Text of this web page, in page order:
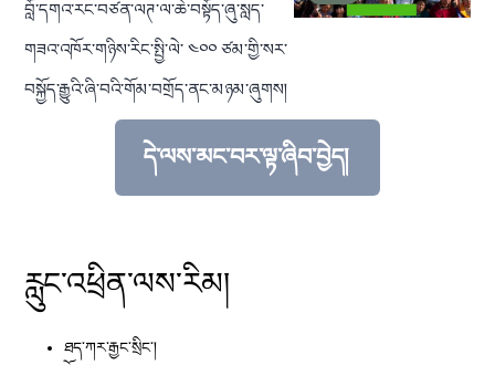
བློ་དགའ་རང་བཙན་ལཊ་ལ་ཆེ་བསྟོད་ཞུ་སླད་
གཟའ་འཁོར་གཉིས་རིང་སྤྱི་ལེ་ ༤༠༠ ཙམ་གྱི་སར་
བསྐྱོད་རྒྱུའི་ཞི་བའི་གོམ་བགྲོད་ནང་མཉམ་ཞུགས།
དེ་ལས་མང་བར་ལྟ་ཞིབ་བྱེད།
རླུང་འཕྲིན་ལས་རིམ།
ཐད་ཀར་རྒྱང་སྲིང༌།